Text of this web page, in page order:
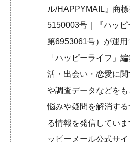
ル/HAPPYMAIL』商
5150003号｜『ハッ
第6953061号）が運用
「ハッピーライフ」
活・出会い・恋愛に
や調査データなどを
悩みや疑問を解消す
る情報を発信して
ッピーメール公式サイ